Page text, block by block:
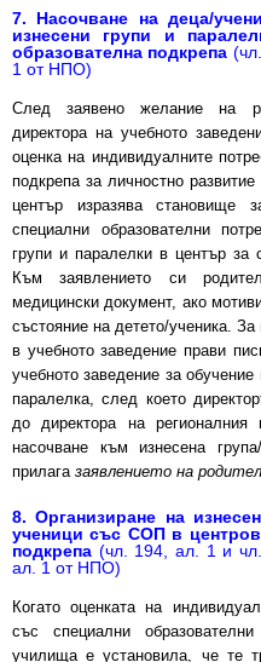
7. Насочване на деца/
изнесени групи и
образователна подкрепа
1 от НПО)
След заявено желание на
директора на учебното
оценка на индивидуалните
подкрепа за личностно
център изразява становище
специални образователни
групи и паралелки в център за
Към заявлението си
медицински документ, ако
състояние на детето/ученика.
в учебното заведение прави
учебното заведение за
паралелка, след което
до директора на регионалния
насочване към изнесена
прилага заявлението на
8. Организиране на
ученици със СОП в
подкрепа (чл. 194, ал. 1 и
ал. 1 от НПО)
Когато оценката на
със специални
училища е установила, че те